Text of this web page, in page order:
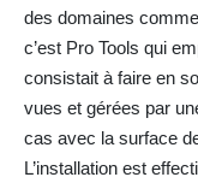
des domaines
c’est Pro Tools qui
consistait à faire en
vues et gérées par
cas avec la surface
L’installation est